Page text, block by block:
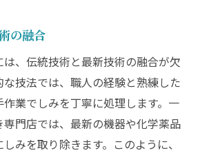
の融合
、伝統技術と最新技術の融合が欠
技法では、職人の経験と熟練した
業でしみを丁寧に処理します。一
門店では、最新の機器や化学薬品
みを取り除きます。このように、